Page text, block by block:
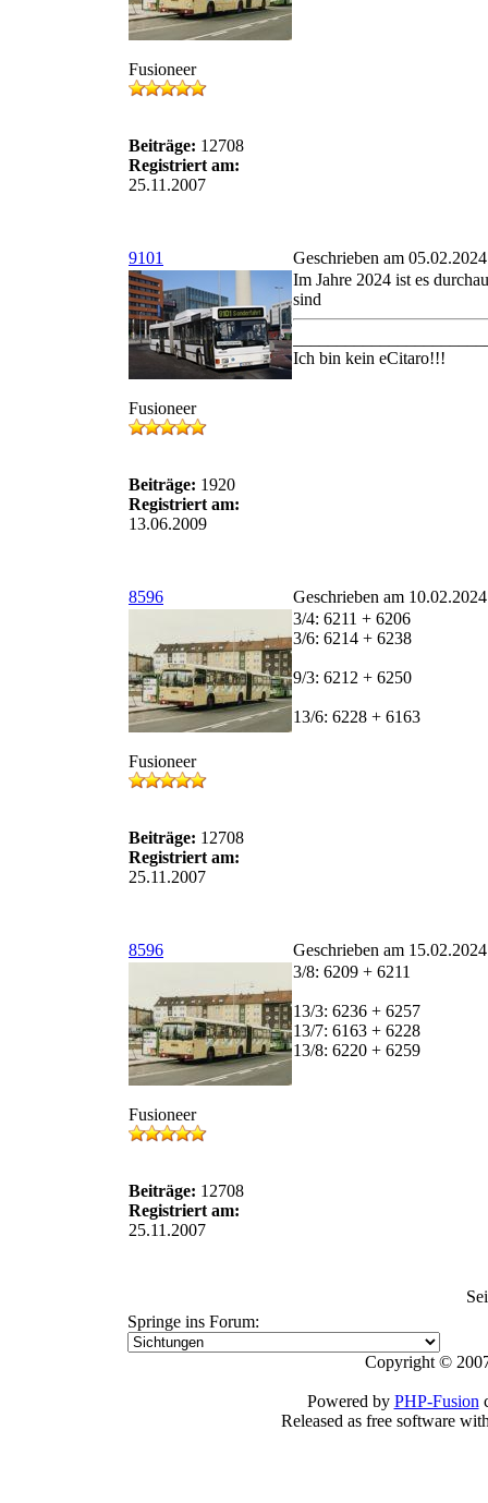
Fusioneer
Beiträge: 12708
Registriert am:
25.11.2007
9101 Geschrieben am
Fusioneer
Beiträge: 1920
Registriert am:
13.06.2009
Im Jahre 2024 ist es
sind
Ich bin kein eCitaro!!!
8596 Geschrieben am
Fusioneer
Beiträge: 12708
Registriert am:
25.11.2007
3/4: 6211 + 6206
3/6: 6214 + 6238
9/3: 6212 + 6250
13/6: 6228 + 6163
8596 Geschrieben am
Fusioneer
Beiträge: 12708
Registriert am:
25.11.2007
3/8: 6209 + 6211
13/3: 6236 + 6257
13/7: 6163 + 6228
13/8: 6220 + 6259
Springe ins Forum:
Copyright ©
Powered by PHP-Fusion
Released as free software